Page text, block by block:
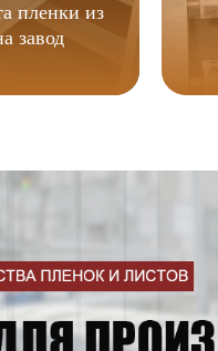
пленки из
завод